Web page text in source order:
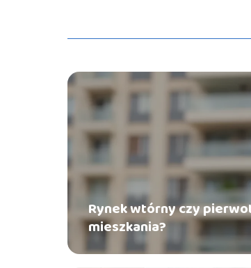
Rynek wtórny czy
mieszkania?